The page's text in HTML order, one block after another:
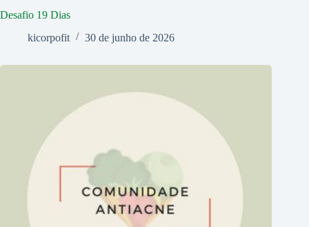
Desafio 19 Dias
kicorpofit
30 de junho de 2026